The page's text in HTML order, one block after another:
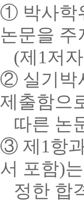
① 박사학
논문을 주
(제1저
② 실기박
제출함으
따른 논
③ 제1항
서 포함)
정한 합